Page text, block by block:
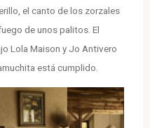
el canto de los zorzales
de unos palitos. El
Lola Maison y Jo Antivero
está cumplido.